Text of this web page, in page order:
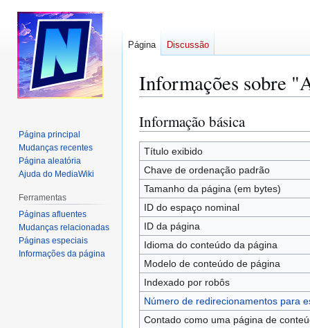
Informações sobre
Ir
para
navegação
Ir
para
pesquisar
Informação básica
Título exibido
Chave de ordenação padrão
Tamanho da página (em bytes)
ID do espaço nominal
ID da página
Idioma do conteúdo da página
Modelo de conteúdo de página
Indexado por robôs
Número de redirecionamentos para
Contado como uma página de
Página Discussão
Página principal
Mudanças recentes
Página aleatória
Ajuda do MediaWiki
Ferramentas
Páginas afluentes
Mudanças relacionadas
Páginas especiais
Informações da página